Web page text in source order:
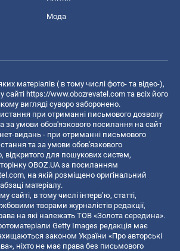
Мода
матеріалів ( в тому числі фото- та відео-),
сайті https://www.obozrevatel.com та всіх його
вигляді суворо заборонено.
при отриманні письмового дозволу
за умови обов'язкового посилання на сайт
видань - при отриманні письмового
та за умови обов'язкового
відкритого для пошукових систем,
OBOZ.UA за посиланням
, на якій розміщено оригінальний
матеріалу.
сайті, в тому числі інтерв’ю, статті,
творами журналістів редакції,
на які належать ТОВ «Золота середина».
Getty Images редакція має
законом України «Про авторські
ніхто не має права без письмового